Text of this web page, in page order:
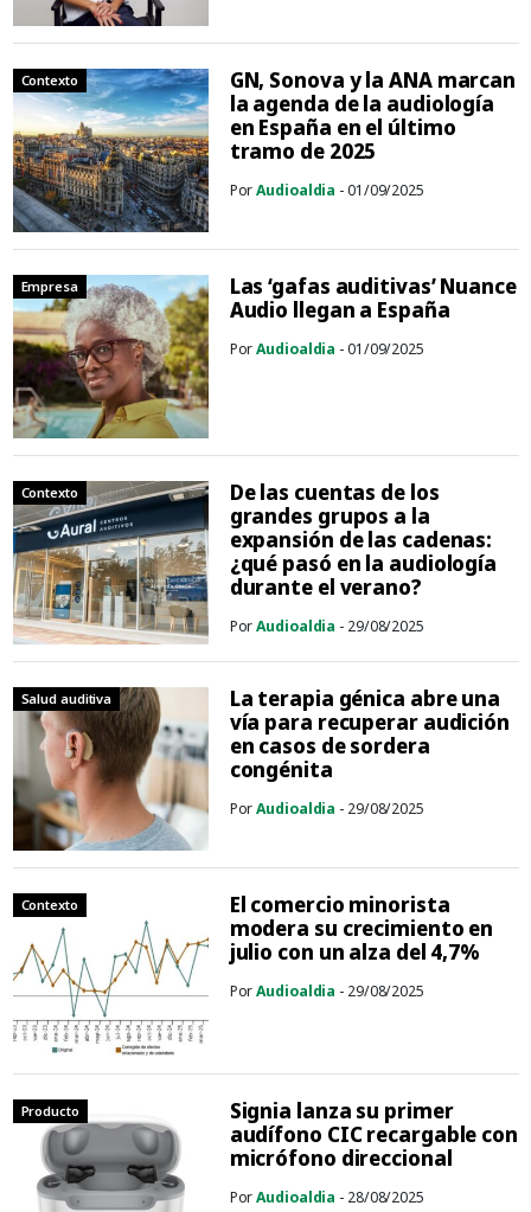
Contexto
GN, Sonova y la ANA marcan
la agenda de la audiología
en España en el último
tramo de 2025
PorAudioaldia - 01/09/2025
Empresa
Las ‘gafas auditivas’ Nuance
Audio llegan a España
PorAudioaldia - 01/09/2025
Contexto
De las cuentas de los
grandes grupos a la
expansión de las cadenas:
¿qué pasó en la audiología
durante el verano?
PorAudioaldia - 29/08/2025
Salud auditiva
La terapia génica abre una
vía para recuperar audición
en casos de sordera
congénita
PorAudioaldia - 29/08/2025
Contexto
El comercio minorista
modera su crecimiento en
julio con un alza del 4,7%
PorAudioaldia - 29/08/2025
Producto
Signia lanza su primer
audífono CIC recargable con
micrófono direccional
PorAudioaldia - 28/08/2025